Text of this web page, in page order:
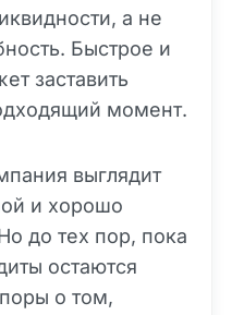
а не
Быстрое и
заставить
момент.
выглядит
и хорошо
до тех пор, пока
остаются
о том,